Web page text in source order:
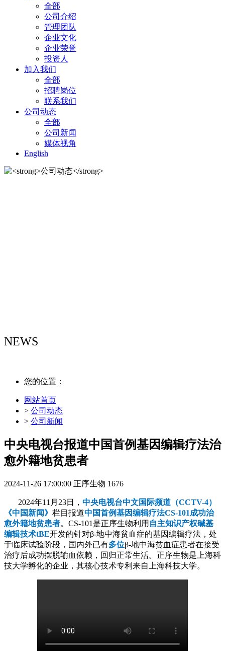
全部
公司介绍
管理团队
企业文化
企业荣誉
投资人
加入我们
全部
招聘岗位
联系我们
公司动态
全部
公司新闻
媒体视角
English
NEWS
您的位置：
网站首页
> 公司动态
> 公司新闻
中央电视台报道中国首例基因编辑疗法治
愈外籍地贫患者
2024-11-26 17:00:00 正序生物 1676
2024年11月23日， 中央电视台中文国际频道（CCTV-4）
《中国新闻》 栏目报道中国首例基因编辑疗法CS-101成功治
愈外籍地贫患者。CS-101是正序生物利用 自主知识产权碱基
编辑技术tBE开发的针对β-地中海贫血症的基因编辑疗法，处
于临床试验阶段，国内外已有多位β-地中海贫血症患者在接受
治疗后成功摆脱输血依赖，回归正常生活。正序生物是上海科
技大学孵化的企业，其核心技术专利来自上海科技大学。